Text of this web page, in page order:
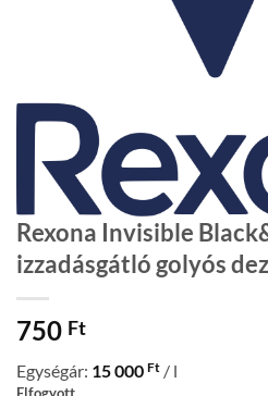
Rexona Invisible
izzadásgátló golyós
750 Ft
Egységár: 15 000 Ft / l